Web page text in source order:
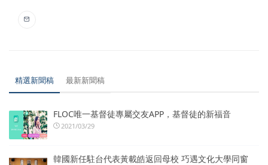
精選新聞稿 最新新聞稿
FLOC唯一基督徒專屬交友APP，基督徒的新福音
2021/03/29
韓國新任駐台代表黃載皓返回母校 巧遇文化大學同窗